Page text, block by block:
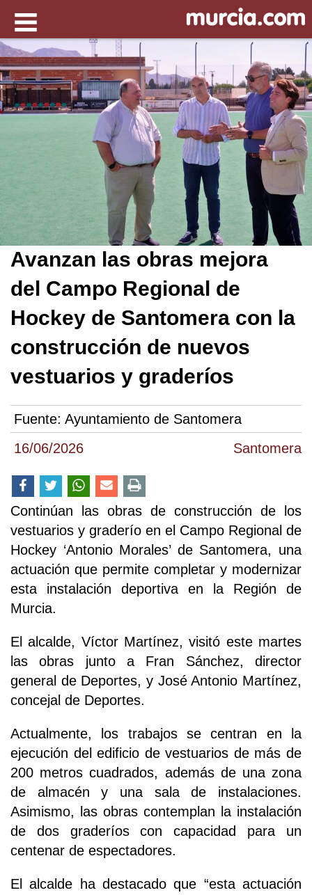
16/06/2026 Santomera
Avanzan las obras mejora
del Campo Regional de
Hockey de Santomera con la
construcción de nuevos
vestuarios y graderíos
Fuente: Ayuntamiento de Santomera
Continúan las obras de construcción de los
vestuarios y graderío en el Campo Regional de
Hockey ‘Antonio Morales’ de Santomera, una
actuación que permite completar y modernizar
esta instalación deportiva en la Región de
Murcia.
El alcalde, Víctor Martínez, visitó este martes
las obras junto a Fran Sánchez, director
general de Deportes, y José Antonio Martínez,
concejal de Deportes.
Actualmente, los trabajos se centran en la
ejecución del edificio de vestuarios de más de
200 metros cuadrados, además de una zona
de almacén y una sala de instalaciones.
Asimismo, las obras contemplan la instalación
de dos graderíos con capacidad para un
centenar de espectadores.
El alcalde ha destacado que “esta actuación